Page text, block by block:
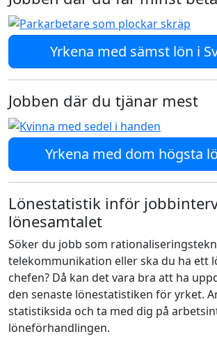
Yrkena med sämst lön i
Jobben där du tjänar mest
Yrkena med dom högsta
Lönestatistik inför
lönesamtalet
Söker du jobb som
telekommunikation eller ska du ha ett
chefen? Då kan det vara bra att ha
den senaste lönestatistiken för yrket.
statistiksida och ta med dig på
löneförhandlingen.